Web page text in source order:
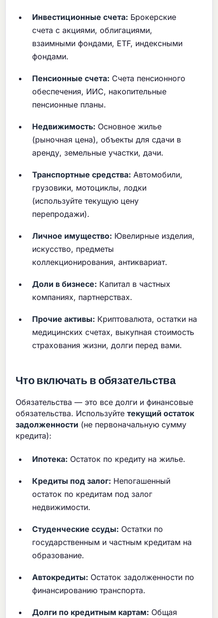
Инвестиционные счета: Брокерские
счета с акциями, облигациями,
взаимными фондами, ETF, индексными
фондами.
Пенсионные счета: Счета пенсионного
обеспечения, ИИС, накопительные
пенсионные планы.
Недвижимость: Основное жилье
(рыночная цена), объекты для сдачи в
аренду, земельные участки, дачи.
Транспортные средства: Автомобили,
грузовики, мотоциклы, лодки
(используйте текущую цену
перепродажи).
Личное имущество: Ювелирные изделия,
искусство, предметы
коллекционирования, антиквариат.
Доли в бизнесе: Капитал в частных
компаниях, партнерствах.
Прочие активы: Криптовалюта, остатки на
медицинских счетах, выкупная стоимость
страхования жизни, долги перед вами.
Что включать в обязательства
Обязательства — это все долги и финансовые
обязательства. Используйтетекущий остаток
задолженности (не первоначальную сумму
кредита):
Ипотека: Остаток по кредиту на жилье.
Кредиты под залог: Непогашенный
остаток по кредитам под залог
недвижимости.
Студенческие ссуды: Остатки по
государственным и частным кредитам на
образование.
Автокредиты: Остаток задолженности по
финансированию транспорта.
Долги по кредитным картам: Общая